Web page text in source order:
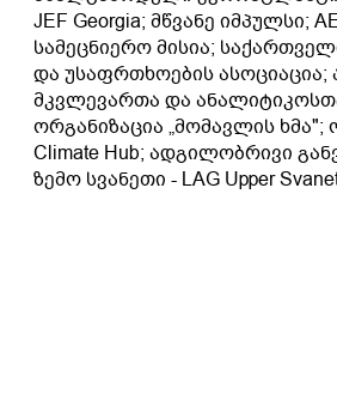
JEF Georgia; მწვანე იმპულსი;
სამეცნიერო მისია;
და უსაფრთხოების
მკვლევართა და
ორგანიზაცია „მომავლის ხმა";
Climate Hub; ადგილობრივი
ზემო სვანეთი - LAG Upper